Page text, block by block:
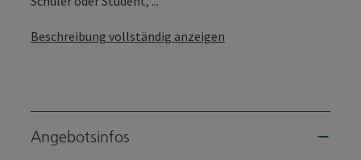
Beschreibung vollständig anzeigen
Angebotsinfos